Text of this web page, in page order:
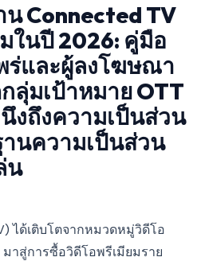
Connected TV
ในปี 2026: คู่มือ
ร่และผู้ลงโฆษณา
ลุ่มเป้าหมาย OTT
งถึงความเป็นส่วน
นความเป็นส่วน
น
ได้เติบโตจากหมวดหมู่วิดีโอ
มาสู่การซื้อวิดีโอพรีเมียมราย